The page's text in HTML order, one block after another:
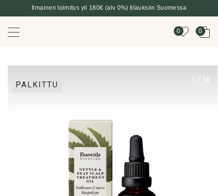
Ilmainen toimitus yli 180€ (alv 0%) tilauksiin Suomessa
0 0
PALKITTU 1 / 18